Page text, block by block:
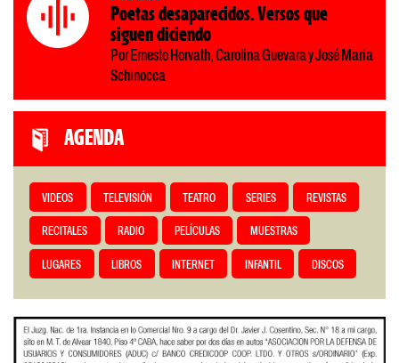
Poetas desaparecidos. Versos que
siguen diciendo
Por Ernesto Horvath, Carolina Guevara y José María
Schinocca
AGENDA
VIDEOS TELEVISIÓN TEATRO SERIES REVISTAS
RECITALES RADIO PELÍCULAS MUESTRAS
LUGARES LIBROS INTERNET INFANTIL DISCOS